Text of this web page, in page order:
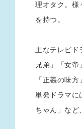
理オタク。様
を持つ。
主なテレビド
兄弟」「女帝
「正義の味
単発ドラマに
ちゃん」など